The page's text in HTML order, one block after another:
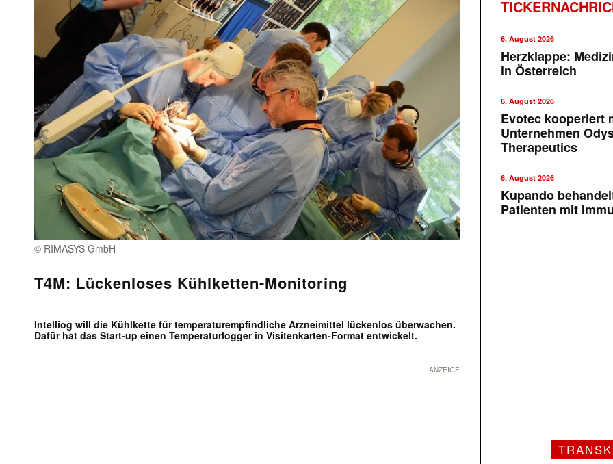
© RIMASYS GmbH
T4M: Lückenloses Kühlketten-Monitoring
Intelliog will die Kühlkette für temperaturempfindliche Arzneimittel lückenlos überwachen.
Dafür hat das Start-up einen Temperaturlogger in Visitenkarten-Format entwickelt.
ANZEIGE
6. August 2026
Herzklappe:
in Österreich
6. August 2026
Evotec kooperiert
Unternehmen
Therapeutics
6. August 2026
Kupando
Patienten mit